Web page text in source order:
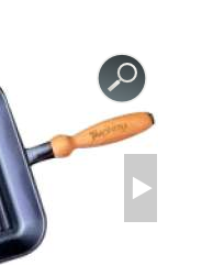
FOLIEN
GARTENWEGE